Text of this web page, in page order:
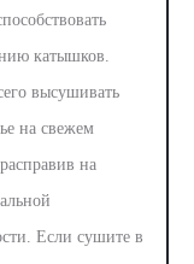
катышков.
высушивать
на свежем
на
Если сушите в